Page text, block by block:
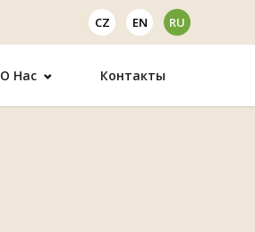
CZ EN RU
О Нас Контакты